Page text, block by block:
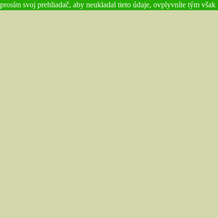
prosím svoj prehliadač, aby neukladal tieto údaje, ovplyvníte tým